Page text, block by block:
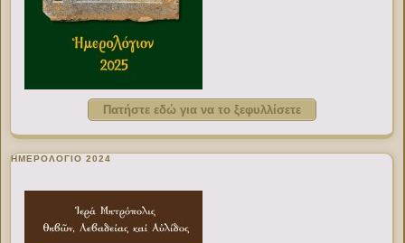
Πατήστε εδώ για να το ξεφυλλίσετε
ΗΜΕΡΟΛΟΓΙΟ 2024